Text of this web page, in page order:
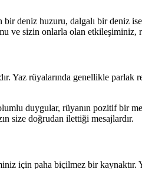
deniz huzuru, dalgalı bir deniz
ve sizin onlarla olan etkileşiminiz,
Yaz rüyalarında genellikle
duygular, rüyanın pozitif bir
size doğrudan ilettiği mesajlardır.
için paha biçilmez bir